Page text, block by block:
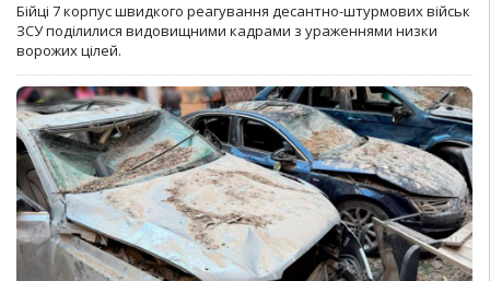
Бійці 7 корпус швидкого реагування десантно-штурмових військ
ЗСУ поділилися видовищними кадрами з ураженнями низки
ворожих цілей.